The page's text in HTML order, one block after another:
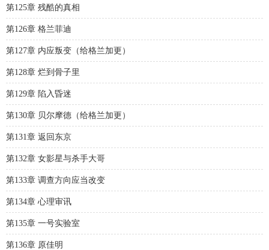
第125章 残酷的真相
第126章 格兰菲迪
第127章 内应叛变（给格兰加更）
第128章 烂到骨子里
第129章 陷入昏迷
第130章 贝尔摩德（给格兰加更）
第131章 返回东京
第132章 女影星与杀手大哥
第133章 调查方向应当改变
第134章 心理审讯
第135章 一号实验室
第136章 原佳明